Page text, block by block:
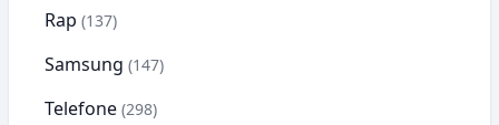
Rap (137)
Samsung (147)
Telefone (298)